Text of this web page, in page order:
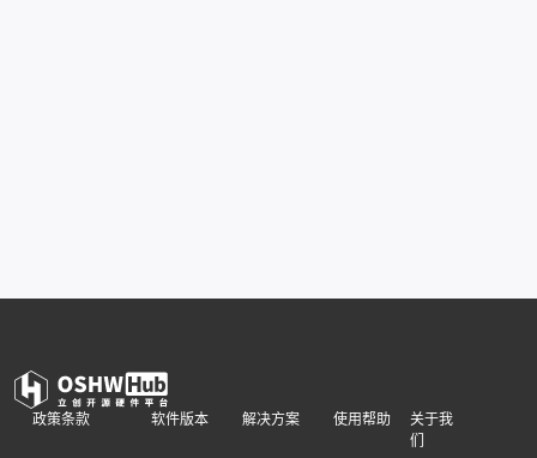
政策条款 软件版本 解决方案 使用帮助
关于我
们